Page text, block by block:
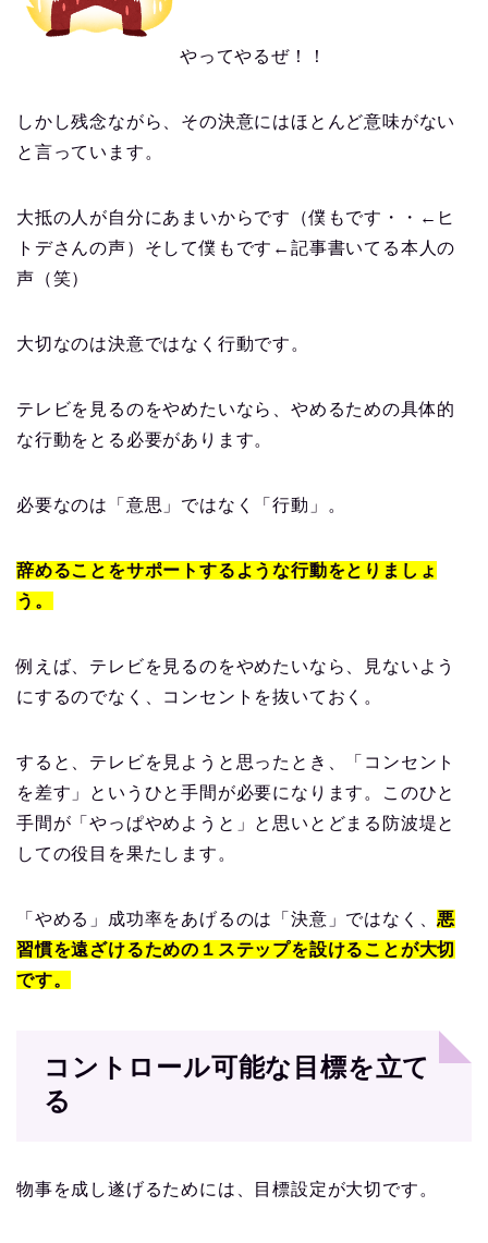
やってやるぜ！！
しかし残念ながら、その決意にはほとんど意味がない
と言っています。
大抵の人が自分にあまいからです（僕もです・・←ヒ
トデさんの声）そして僕もです←記事書いてる本人の
声（笑）
大切なのは決意ではなく行動です。
テレビを見るのをやめたいなら、やめるための具体的
な行動をとる必要があります。
必要なのは「意思」ではなく「行動」。
辞めることをサポートするような行動をとりましょ
う。
例えば、テレビを見るのをやめたいなら、見ないよう
にするのでなく、コンセントを抜いておく。
すると、テレビを見ようと思ったとき、「コンセント
を差す」というひと手間が必要になります。このひと
手間が「やっぱやめようと」と思いとどまる防波堤と
しての役目を果たします。
「やめる」成功率をあげるのは「決意」ではなく、 悪
習慣を遠ざけるための１ステップを設けることが大切
です。
コントロール可能な目標を立て
る
物事を成し遂げるためには、目標設定が大切です。